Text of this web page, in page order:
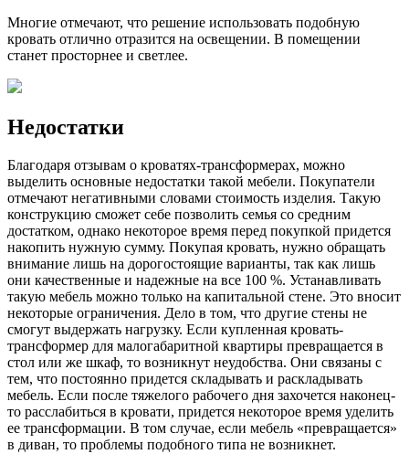
Многие отмечают, что решение использовать подобную
кровать отлично отразится на освещении. В помещении
станет просторнее и светлее.
Недостатки
Благодаря отзывам о кроватях-трансформерах, можно
выделить основные недостатки такой мебели. Покупатели
отмечают негативными словами стоимость изделия. Такую
конструкцию сможет себе позволить семья со средним
достатком, однако некоторое время перед покупкой придется
накопить нужную сумму. Покупая кровать, нужно обращать
внимание лишь на дорогостоящие варианты, так как лишь
они качественные и надежные на все 100 %. Устанавливать
такую мебель можно только на капитальной стене. Это вносит
некоторые ограничения. Дело в том, что другие стены не
смогут выдержать нагрузку. Если купленная кровать-
трансформер для малогабаритной квартиры превращается в
стол или же шкаф, то возникнут неудобства. Они связаны с
тем, что постоянно придется складывать и раскладывать
мебель. Если после тяжелого рабочего дня захочется наконец-
то расслабиться в кровати, придется некоторое время уделить
ее трансформации. В том случае, если мебель «превращается»
в диван, то проблемы подобного типа не возникнет.